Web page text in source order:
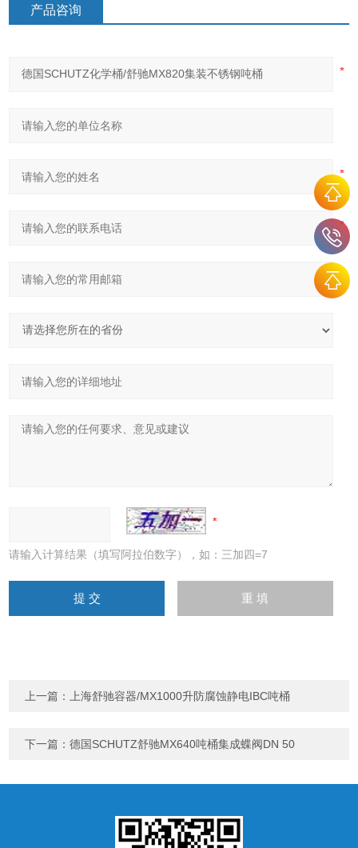
产品咨询
请输入计算结果（填写阿拉伯数字），如：三加四=7
上一篇： 上海舒驰容器/MX1000升防腐蚀静电IBC吨桶
下一篇：德国SCHUTZ舒驰MX640吨桶集成蝶阀DN 50